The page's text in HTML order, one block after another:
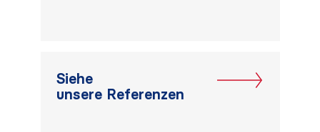
Siehe
unsere Referenzen